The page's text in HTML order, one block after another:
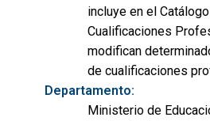
incluye en el
Cualificaciones
modifican
de cualificaciones
Departamento:
Ministerio de